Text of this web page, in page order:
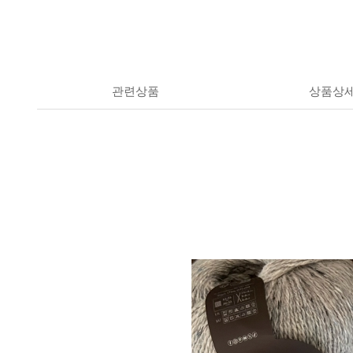
관련상품 상품상